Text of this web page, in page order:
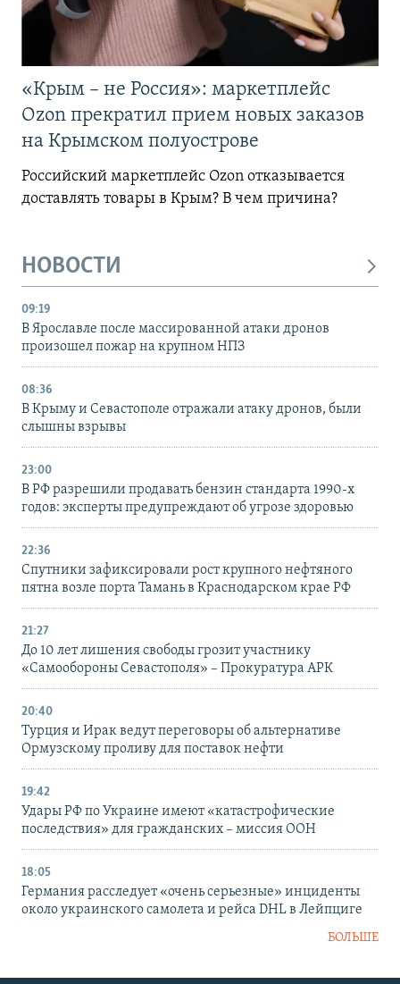
«Крым – не Россия»: маркетплейс
Ozon прекратил прием новых заказов
на Крымском полуострове
Российский маркетплейс Ozon отказывается
доставлять товары в Крым? В чем причина?
НОВОСТИ
09:19
В Ярославле после массированной атаки дронов
произошел пожар на крупном НПЗ
08:36
В Крыму и Севастополе отражали атаку дронов, были
слышны взрывы
23:00
В РФ разрешили продавать бензин стандарта 1990-х
годов: эксперты предупреждают об угрозе здоровью
22:36
Спутники зафиксировали рост крупного нефтяного
пятна возле порта Тамань в Краснодарском крае РФ
21:27
До 10 лет лишения свободы грозит участнику
«Самообороны Севастополя» – Прокуратура АРК
20:40
Турция и Ирак ведут переговоры об альтернативе
Ормузскому проливу для поставок нефти
19:42
Удары РФ по Украине имеют «катастрофические
последствия» для гражданских – миссия ООН
18:05
Германия расследует «очень серьезные» инциденты
около украинского самолета и рейса DHL в Лейпциге
БОЛЬШЕ